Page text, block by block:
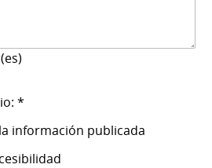
*
información publicada